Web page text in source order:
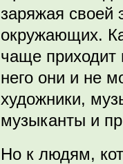
заряжая своей
окружающих.
чаще приходит
него они и не
художники,
музыканты и
Но к людям,